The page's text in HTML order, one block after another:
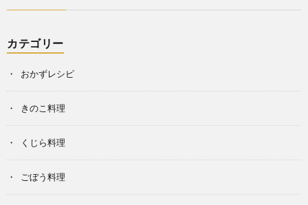
カテゴリー
おかずレシピ
きのこ料理
くじら料理
ごぼう料理